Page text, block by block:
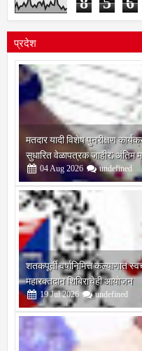
8 5 6
प्रदेश
मतदार यादी विशेष पुनरीक्षण
सुधारित वेळापत्रक जाहीर; अंतिम
Aug undefined
शतकपूर्ती वर्षानिमित्त कल्याणात
महारक्तदान शिबिराचेही आयोजन
19 Jul 2026 undefined